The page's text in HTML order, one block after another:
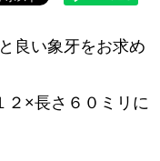
良い象牙をお求め
×長さ６０ミリに